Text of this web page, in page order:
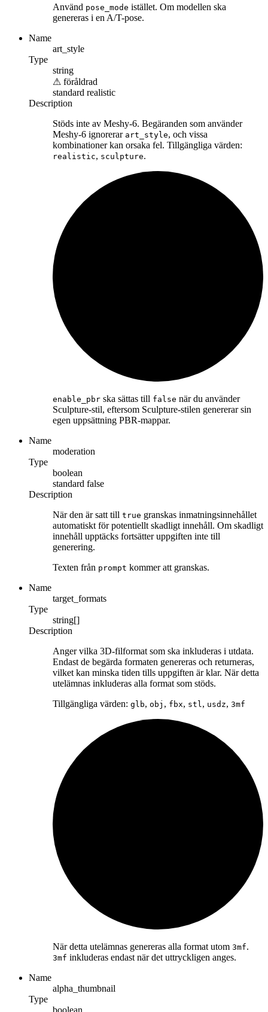
Använd pose_mode istället. Om modellen ska
genereras i en A/T-pose.
Name
art_style
Type
string
⚠ föråldrad
standard realistic
Description
Stöds inte av Meshy-6. Begäranden som använder
Meshy-6 ignorerar art_style, och vissa
kombinationer kan orsaka fel. Tillgängliga värden:
realistic, sculpture.
enable_pbr ska sättas till false när du använder
Sculpture-stil, eftersom Sculpture-stilen genererar sin
egen uppsättning PBR-mappar.
Name
moderation
Type
boolean
standard false
Description
När den är satt till true granskas inmatningsinnehållet
automatiskt för potentiellt skadligt innehåll. Om skadligt
innehåll upptäcks fortsätter uppgiften inte till
generering.
Texten från prompt kommer att granskas.
Name
target_formats
Type
string[]
Description
Anger vilka 3D-filformat som ska inkluderas i utdata.
Endast de begärda formaten genereras och returneras,
vilket kan minska tiden tills uppgiften är klar. När detta
utelämnas inkluderas alla format som stöds.
Tillgängliga värden: glb, obj , fbx, stl, usdz, 3mf
När detta utelämnas genereras alla format utom 3mf.
3mf inkluderas endast när det uttryckligen anges.
Name
alpha_thumbnail
Type